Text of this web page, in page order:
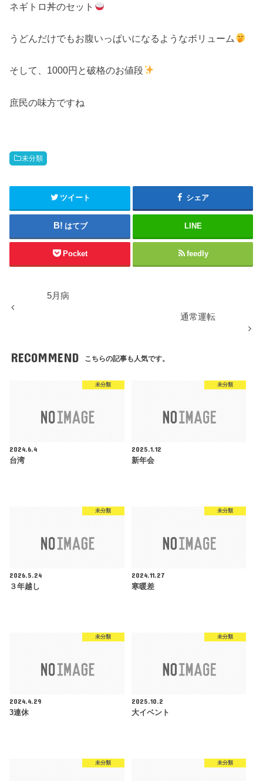
ネギトロ丼のセット
うどんだけでもお腹いっぱいになるようなボリューム
そして、1000円と破格のお値段
庶民の味方ですね
未分類
ツイート シェア
はてブ LINE
Pocket feedly
5月病
通常運転
RECOMMEND こちらの記事も人気です。
未分類
2024.6.4
台湾
未分類
2025.1.12
新年会
未分類
2026.5.24
３年越し
未分類
2024.11.27
寒暖差
未分類
2024.4.29
3連休
未分類
2025.10.2
大イベント
未分類 未分類